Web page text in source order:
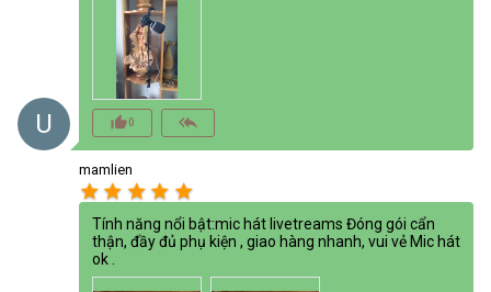
U thumb_up_alt0 reply_all
mamlien
star star star star star
Tính năng nổi bật:mic hát livetreams Đóng gói cẩn
thận, đầy đủ phụ kiện , giao hàng nhanh, vui vẻ Mic hát
ok .